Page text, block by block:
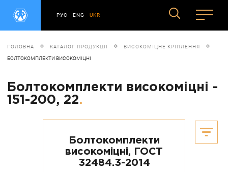
РУС ENG UKR
ГОЛОВНА КАТАЛОГ ПРОДУКЦІЇ ВИСОКОМІЦНЕ КРІПЛЕННЯ
БОЛТОКОМПЛЕКТИ ВИСОКОМІЦНІ
Болтокомплекти високоміцні -
151-200, 22.
Болтокомплекти
високоміцні, ГОСТ
32484.3-2014